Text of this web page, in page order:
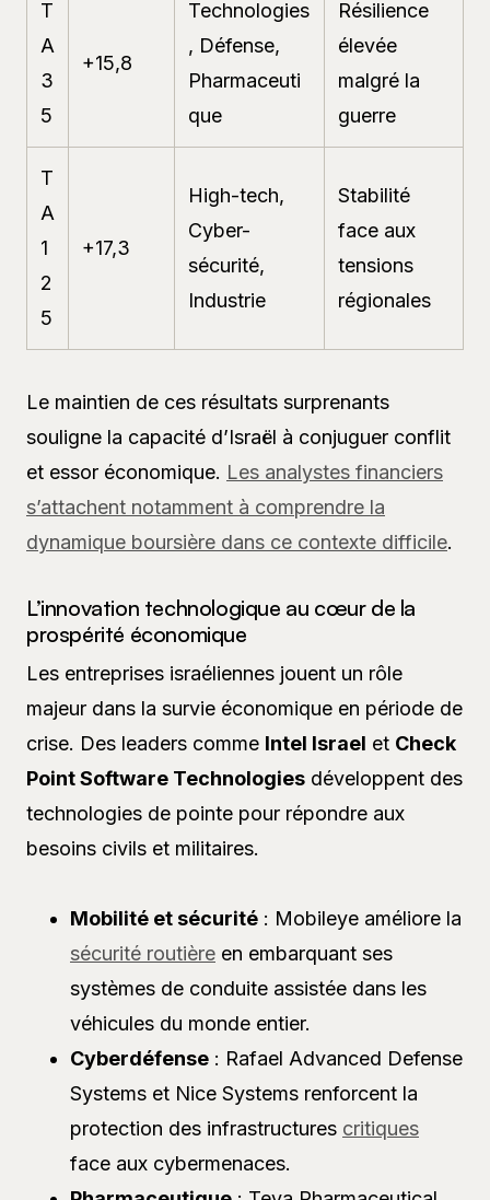
T
A
3
5
+15,8
Technologies
, Défense,
Pharmaceuti
que
Résilience
élevée
malgré la
guerre
T
A
1
2
5
+17,3
High-tech,
Cyber-
sécurité,
Industrie
Stabilité
face aux
tensions
régionales
Le maintien de ces résultats surprenants
souligne la capacité d’Israël à conjuguer conflit
et essor économique. Les analystes financiers
s’attachent notamment à comprendre la
dynamique boursière dans ce contexte difficile.
L’innovation technologique au cœur de la
prospérité économique
Les entreprises israéliennes jouent un rôle
majeur dans la survie économique en période de
crise. Des leaders comme Intel Israel et Check
Point Software Technologies développent des
technologies de pointe pour répondre aux
besoins civils et militaires.
Mobilité et sécurité : Mobileye améliore la
sécurité routière en embarquant ses
systèmes de conduite assistée dans les
véhicules du monde entier.
Cyberdéfense : Rafael Advanced Defense
Systems et Nice Systems renforcent la
protection des infrastructures critiques
face aux cybermenaces.